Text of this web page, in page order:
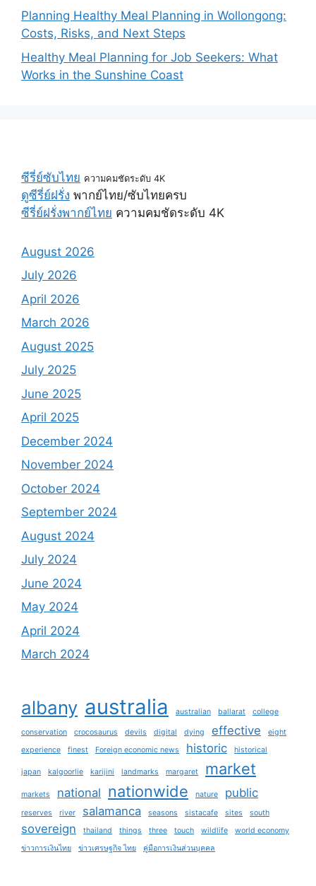
Planning Healthy Meal Planning in Wollongong:
Costs, Risks, and Next Steps
Healthy Meal Planning for Job Seekers: What
Works in the Sunshine Coast
ซีรี่ย์ซับไทย ความคมชัดระดับ 4K
ดูซีรี่ย์ฝรั่ง พากย์ไทย/ซับไทยครบ
ซีรี่ย์ฝรั่งพากย์ไทย ความคมชัดระดับ 4K
August 2026
July 2026
April 2026
March 2026
August 2025
July 2025
June 2025
April 2025
December 2024
November 2024
October 2024
September 2024
August 2024
July 2024
June 2024
May 2024
April 2024
March 2024
albany australia australian ballarat college
conservation crocosaurus devils digital dying effective
eight
experience
finest Foreign economic news historic historical
japan kalgoorlie karijini landmarks margaret market
markets national nationwide nature public
reserves river salamanca seasons sistacafe sites south
sovereign thailand things three touch wildlife
world economy
ข่าวการเงินไทย
ข่าวเศรษฐกิจ ไทย คู่มือการเงินส่วนบุคคล